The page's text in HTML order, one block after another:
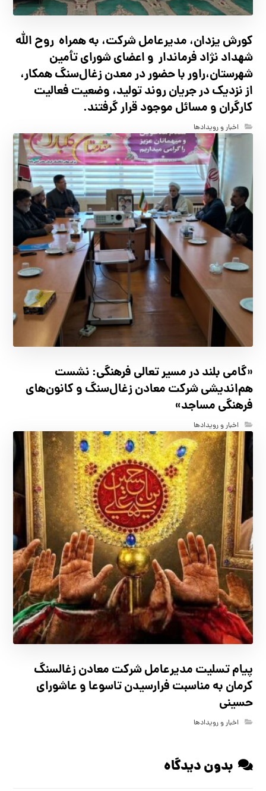
کورش یزدان، مدیرعامل شرکت، به همراه روح الله
شهداد نژاد فرماندار و اعضای شورای تأ‌مین
شهرستان،راور با حضور در معدن زغال‌سنگ همکار،
از نزدیک در جریان روند تولید، وضعیت فعالیت
کارگران و مسائل موجود قرار گرفتند.
اخبار و رویدادها
«گامی بلند در مسیر تعالی فرهنگی: نشست
هم‌اندیشی شرکت معادن زغال‌سنگ و کانون‌های
فرهنگی مساجد»
اخبار و رویدادها
پیام تسلیت مدیرعامل شرکت معادن زغالسنگ
کرمان به مناسبت فرارسیدن تاسوعا و عاشورای
حسینی
اخبار و رویدادها
بدون دیدگاه